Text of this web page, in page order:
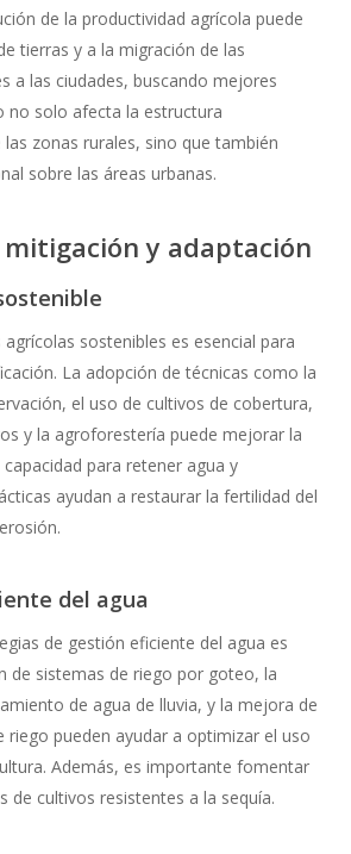
hay productos en el carrito.
de la productividad agrícola puede
tierras y a la migración de las
a las ciudades, buscando mejores
no solo afecta la estructura
zonas rurales, sino que también
sobre las áreas urbanas.
y adaptación
sostenibles es esencial para
La adopción de técnicas como la
el uso de cultivos de cobertura,
y la agroforestería puede mejorar la
para retener agua y
ayudan a restaurar la fertilidad del
del agua
de gestión eficiente del agua es
de sistemas de riego por goteo, la
de agua de lluvia, y la mejora de
riego pueden ayudar a optimizar el uso
Además, es importante fomentar
de cultivos resistentes a la sequía.